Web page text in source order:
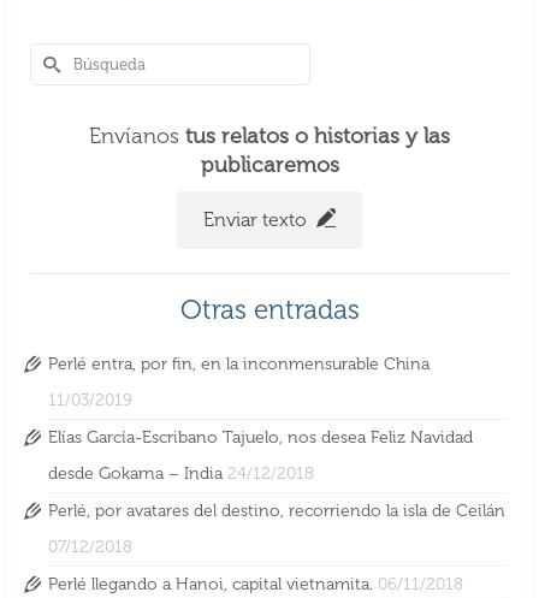
Envíanos tus relatos o historias y las
publicaremos
Enviar texto
Otras entradas
Perlé entra, por fin, en la inconmensurable China
11/03/2019
Elías García-Escribano Tajuelo, nos desea Feliz Navidad
desde Gokarna – India 24/12/2018
Perlé, por avatares del destino, recorriendo la isla de Ceilán
07/12/2018
Perlé llegando a Hanoi, capital vietnamita. 06/11/2018